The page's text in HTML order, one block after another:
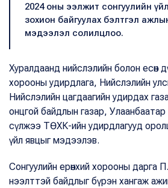
2024 оны ээлжит сонгуулийн
зохион байгуулах бэлтгэл
мэдээлэл солилцлоо.
Хуралдаанд нийслэлийн болон есөн
хорооны удирдлага, Нийслэлийн
Нийслэлийн цагдаагийн удирдах
онцгой байдлын газар, Улаанбаатар
сүлжээ ТӨХК-ийн удирдлагууд
үйл явцыг мэдээлэв.
Сонгуулийн ерөнхий хорооны дарга
нээлттэй байдлыг бүрэн хангаж